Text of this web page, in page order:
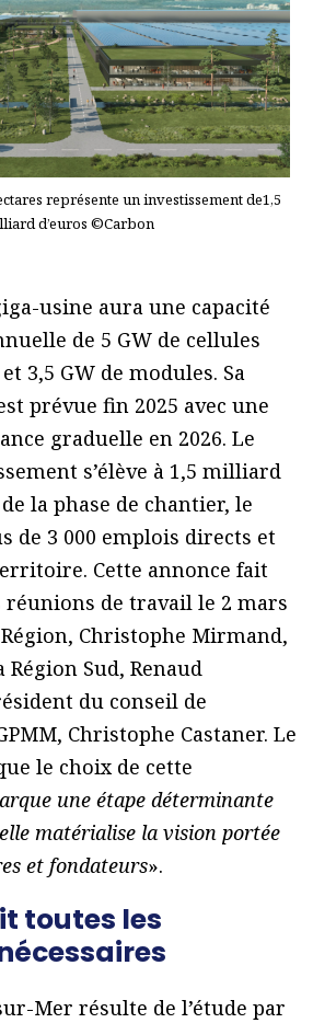
représente un investissement de1,5
d’euros ©Carbon
usine aura une capacité
de 5 GW de cellules
3,5 GW de modules. Sa
prévue fin 2025 avec une
graduelle en 2026. Le
s’élève à 1,5 milliard
la phase de chantier, le
de 3 000 emplois directs et
Cette annonce fait
réunions de travail le 2 mars
Christophe Mirmand,
Sud, Renaud
du conseil de
Christophe Castaner. Le
le choix de cette
une étape déterminante
matérialise la vision portée
et fondateurs».
toutes les
Mer résulte de l’étude par